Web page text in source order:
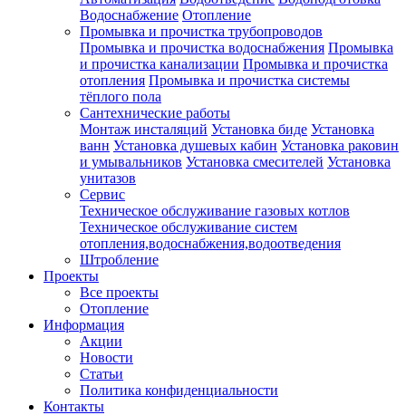
Водоснабжение Отопление
Промывка и прочистка трубопроводов
Промывка и прочистка водоснабжения Промывка
и прочистка канализации Промывка и прочистка
отопления Промывка и прочистка системы
тёплого пола
Сантехнические работы
Монтаж инсталяций Установка биде Установка
ванн Установка душевых кабин Установка раковин
и умывальников Установка смесителей Установка
унитазов
Сервис
Техническое обслуживание газовых котлов
Техническое обслуживание систем
отопления,водоснабжения,водоотведения
Штробление
Проекты
Все проекты
Отопление
Информация
Акции
Новости
Статьи
Политика конфиденциальности
Контакты